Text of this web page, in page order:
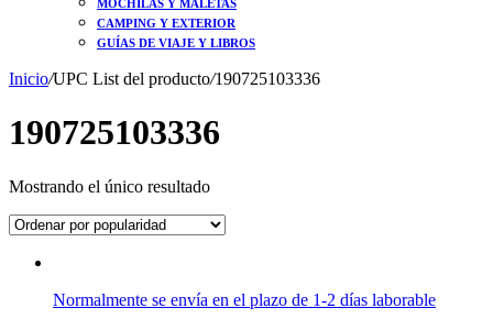
MOCHILAS Y MALETAS
CAMPING Y EXTERIOR
GUÍAS DE VIAJE Y LIBROS
Inicio/UPC List del producto/190725103336
190725103336
Mostrando el único resultado
Normalmente se envía en el plazo de 1-2 días laborable